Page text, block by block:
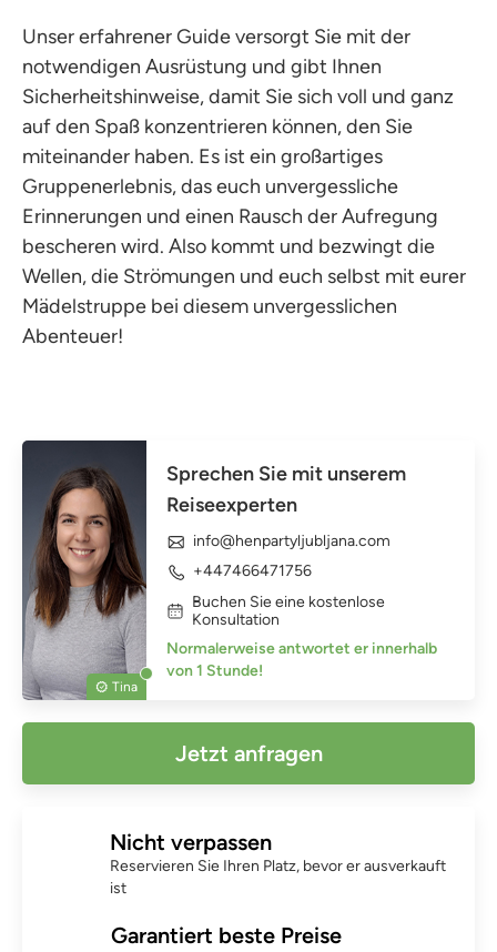
Unser erfahrener Guide versorgt Sie mit der
notwendigen Ausrüstung und gibt Ihnen
Sicherheitshinweise, damit Sie sich voll und ganz
auf den Spaß konzentrieren können, den Sie
miteinander haben. Es ist ein großartiges
Gruppenerlebnis, das euch unvergessliche
Erinnerungen und einen Rausch der Aufregung
bescheren wird. Also kommt und bezwingt die
Wellen, die Strömungen und euch selbst mit eurer
Mädelstruppe bei diesem unvergesslichen
Abenteuer!
Tina
Sprechen Sie mit unserem
Reiseexperten
info@henpartyljubljana.com
+447466471756
Buchen Sie eine kostenlose
Konsultation
Normalerweise antwortet er innerhalb
von 1 Stunde!
Jetzt anfragen
Nicht verpassen
Reservieren Sie Ihren Platz, bevor er ausverkauft
ist
Garantiert beste Preise